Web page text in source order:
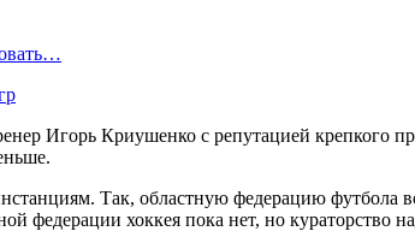
Игорь Криушенко с репутацией крепкого
Так, областную федерацию футбола
федерации хоккея пока нет, но кураторство